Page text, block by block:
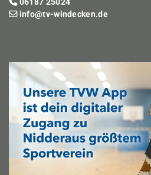
06187 25024
info@tv-windecken.de